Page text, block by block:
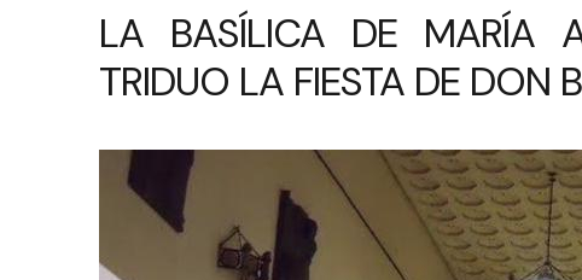
LA BASÍLICA DE MARÍA
TRIDUO LA FIESTA DE DON